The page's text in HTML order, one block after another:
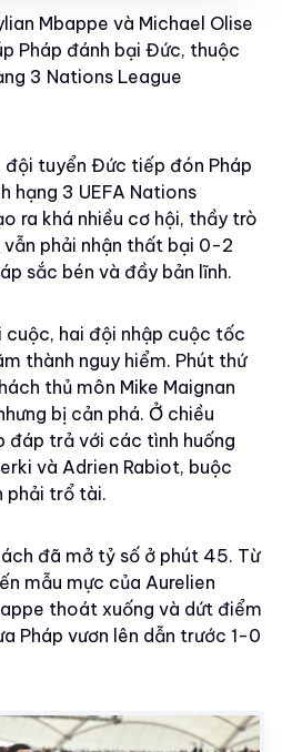
Mbappe và Michael Olise
Pháp đánh bại Đức, thuộc
3 Nations League
tuyển Đức tiếp đón Pháp
hạng 3 UEFA Nations
ra khá nhiều cơ hội, thầy trò
vẫn phải nhận thất bại 0-2
sắc bén và đầy bản lĩnh.
cuộc, hai đội nhập cuộc tốc
thành nguy hiểm. Phút thứ
thủ môn Mike Maignan
bị cản phá. Ở chiều
đáp trả với các tình huống
và Adrien Rabiot, buộc
phải trổ tài.
đã mở tỷ số ở phút 45. Từ
mẫu mực của Aurelien
thoát xuống và dứt điểm
Pháp vươn lên dẫn trước 1-0